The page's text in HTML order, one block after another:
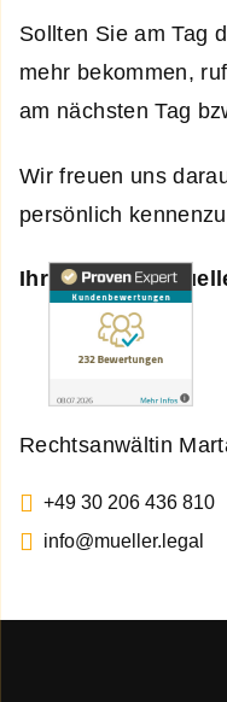
Sollten Sie am Tag
mehr bekommen,
am nächsten Tag
Wir freuen uns
persönlich
Ihr Team von
Rechtsanwältin
+49 30 206 436 810
info@mueller.legal